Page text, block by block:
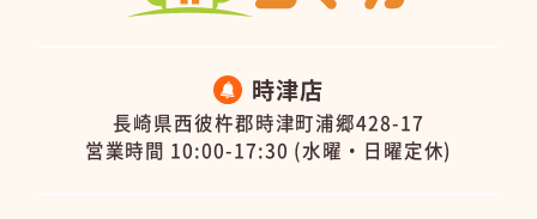
時津店
長崎県西彼杵郡時津町浦郷428-17
営業時間 10:00-17:30 (水曜・日曜定休)